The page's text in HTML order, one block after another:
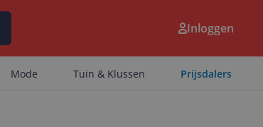
Inloggen
Mode Tuin & Klussen Prijsdalers